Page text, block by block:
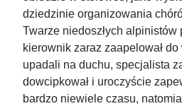
dziedzinie organizowania
Twarze niedoszłych alpinistów
kierownik zaraz zaapelował
upadali na duchu, specjalista
dowcipkował i uroczyście
bardzo niewiele czasu,